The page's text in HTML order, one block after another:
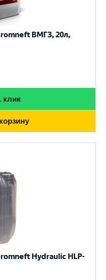
ВМГЗ, 20л,
клик
Hydraulic HLP-